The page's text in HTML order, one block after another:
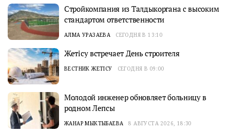
Стройкомпания из Талдыкоргана с высоким
стандартом ответственности
АЛМА УРАЗАЕВА СЕГОДНЯ В 13:10
Жетісу встречает День строителя
ВЕСТНИК ЖЕТІСУ СЕГОДНЯ В 09:00
Молодой инженер обновляет больницу в
родном Лепсы
ЖАНАР МЫКТЫБАЕВА 8 АВГУСТА 2026, 18:30